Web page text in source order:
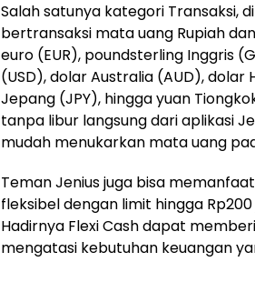
Salah satunya kategori Transaksi,
bertransaksi mata uang Rupiah
euro (EUR), poundsterling Inggris
(USD), dolar Australia (AUD), dolar
Jepang (JPY), hingga yuan
tanpa libur langsung dari aplikasi
mudah menukarkan mata uang
Teman Jenius juga bisa
fleksibel dengan limit hingga
Hadirnya Flexi Cash dapat
mengatasi kebutuhan keuangan